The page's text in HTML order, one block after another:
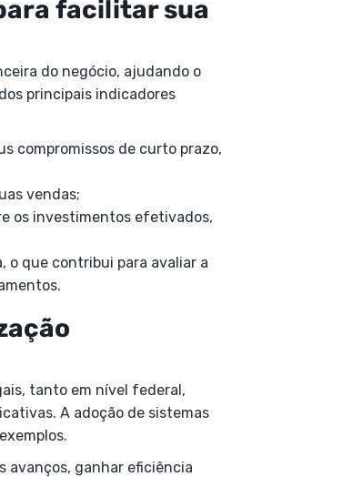
facilitar sua
do negócio, ajudando o
principais indicadores
compromissos de curto prazo,
vendas;
os investimentos efetivados,
o que contribui para avaliar a
tanto em nível federal,
A adoção de sistemas
avanços, ganhar eficiência